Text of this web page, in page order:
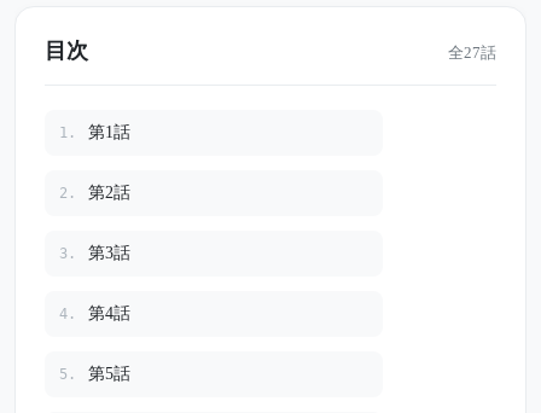
目次 全27話
1. 第1話
2. 第2話
3. 第3話
4. 第4話
5. 第5話